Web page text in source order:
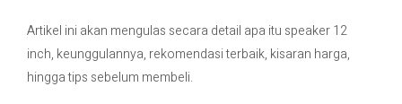
Artikel ini akan mengulas secara detail apa itu speaker 12
inch, keunggulannya, rekomendasi terbaik, kisaran harga,
hingga tips sebelum membeli.